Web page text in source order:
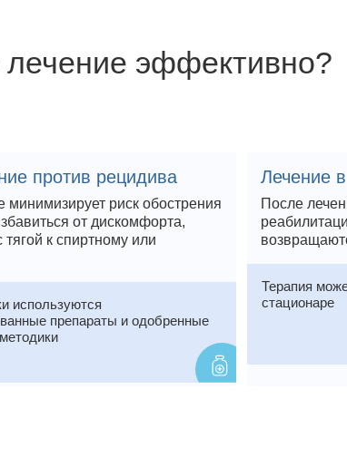
эффективно?
против рецидива
минимизирует риск обострения
от дискомфорта,
тягой к спиртному или
используются
препараты и одобренные
Лечение
После
Терапия
стационаре